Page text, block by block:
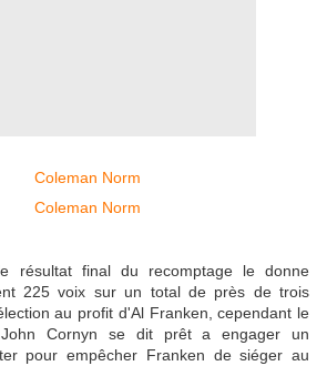
résultat final du recomptage le donne
225 voix sur un total de près de trois
au profit d'Al Franken, cependant le
Cornyn se dit prêt a engager un
pour empêcher Franken de siéger au